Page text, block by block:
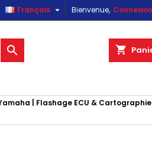
Bienvenue, Connexion
Français 
shopping_cart

| Flashage ECU &
liste